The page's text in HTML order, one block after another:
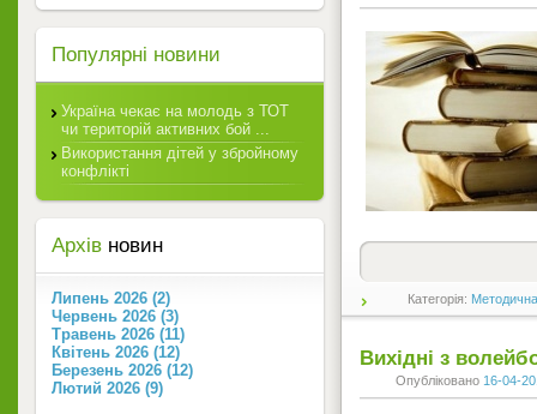
Категорія:
Вихідні з
Опубліковано 16-04-
Популярні новини
Україна чекає на молодь з ТОТ
чи територій активних бой ...
Використання дітей у збройному
конфлікті
Архів новин
Липень 2026 (2)
Червень 2026 (3)
Травень 2026 (11)
Квітень 2026 (12)
Березень 2026 (12)
Лютий 2026 (9)